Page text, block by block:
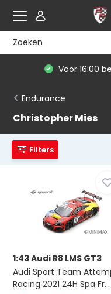
Voor 16:00
Endurance
Christopher Mies
Filters
1:43 Audi R8 LMS GT3
Audi Sport Team
Racing 2021 24H Spa Fr...